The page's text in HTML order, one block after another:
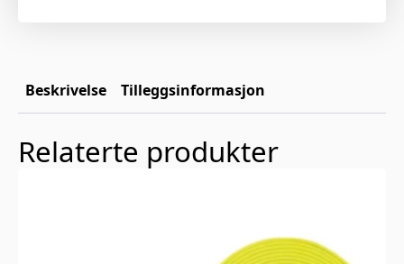
Beskrivelse Tilleggsinformasjon
Relaterte produkter